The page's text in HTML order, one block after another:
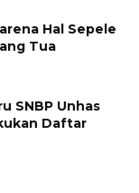
Hal Sepele
Tua
SNBP Unhas
Daftar